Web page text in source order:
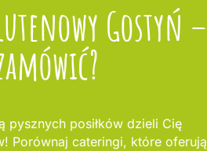
Gostyń –
pysznych posiłków dzieli Cię
Porównaj cateringi, które oferują